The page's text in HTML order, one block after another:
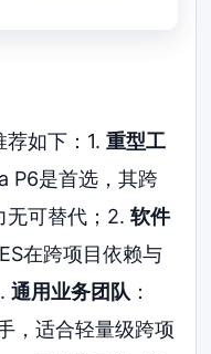
荐如下：1.重型工
P6是首选，其跨
无可替代；2.软件
在跨项目依赖与
通用业务团队 ：
，适合轻量级跨项